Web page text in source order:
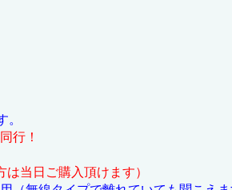
行！
当日ご購入頂けます）